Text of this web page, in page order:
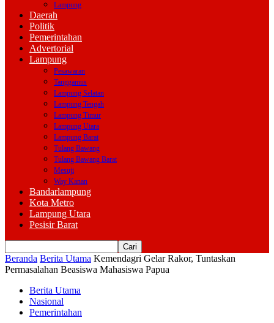
Lampung
Daerah
Politik
Pemerintahan
Advertorial
Lampung
Pesawaran
Tanggamus
Lampung Selatan
Lampung Tengah
Lampung Timur
Lampung Utara
Lampung Barat
Tulang Bawang
Tulang Bawang Barat
Mesuji
Way Kanan
Bandarlampung
Kota Metro
Lampung Utara
Pesisir Barat
Beranda Berita Utama Kemendagri Gelar Rakor, Tuntaskan
Permasalahan Beasiswa Mahasiswa Papua
Berita Utama
Nasional
Pemerintahan